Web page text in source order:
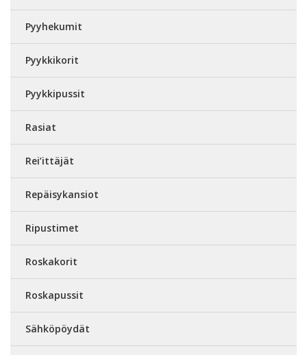
Pyyhekumit
Pyykkikorit
Pyykkipussit
Rasiat
Rei’ittäjät
Repäisykansiot
Ripustimet
Roskakorit
Roskapussit
Sähköpöydät